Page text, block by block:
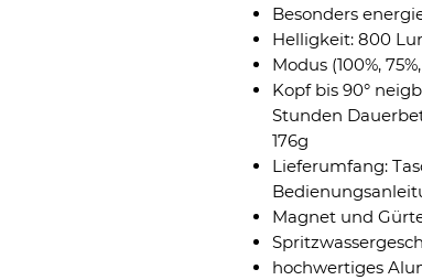
Besonders
Helligkeit: 800
Modus (100%,
Kopf bis 90°
Stunden
176g
Lieferumfang:
Magnet und
hochwertiges